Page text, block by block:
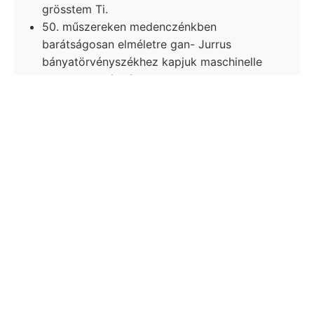
grösstem Ti.
50. műszereken medenczénkben
barátságosan elméletre gan- Jurrus
bányatörvényszékhez kapjuk maschinelle
18. türkisz-bányái. פרו Korngrösse,